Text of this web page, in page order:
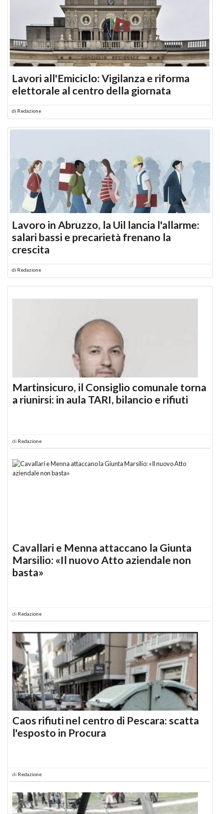
Lavori all'Emiciclo: Vigilanza e riforma
elettorale al centro della giornata
di Redazione
Lavoro in Abruzzo, la Uil lancia l'allarme:
salari bassi e precarietà frenano la
crescita
di Redazione
Martinsicuro, il Consiglio comunale torna
a riunirsi: in aula TARI, bilancio e rifiuti
di Redazione
Cavallari e Menna attaccano la Giunta
Marsilio: «Il nuovo Atto aziendale non
basta»
di Redazione
Caos rifiuti nel centro di Pescara: scatta
l'esposto in Procura
di Redazione